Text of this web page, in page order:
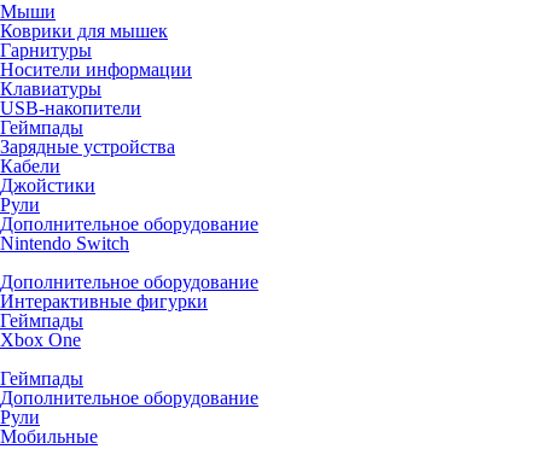
Мыши
Коврики для мышек
Гарнитуры
Носители информации
Клавиатуры
USB-накопители
Геймпады
Зарядные устройства
Кабели
Джойстики
Рули
Дополнительное оборудование
Nintendo Switch
Дополнительное оборудование
Интерактивные фигурки
Геймпады
Xbox One
Геймпады
Дополнительное оборудование
Рули
Мобильные